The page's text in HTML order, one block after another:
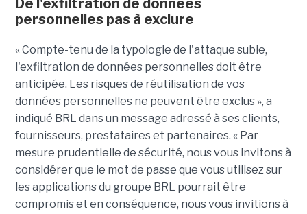
De l'exfiltration de données
personnelles pas à exclure
« Compte-tenu de la typologie de l'attaque subie,
l'exfiltration de données personnelles doit être
anticipée. Les risques de réutilisation de vos
données personnelles ne peuvent être exclus », a
indiqué BRL dans un message adressé à ses clients,
fournisseurs, prestataires et partenaires. « Par
mesure prudentielle de sécurité, nous vous invitons à
considérer que le mot de passe que vous utilisez sur
les applications du groupe BRL pourrait être
compromis et en conséquence, nous vous invitions à